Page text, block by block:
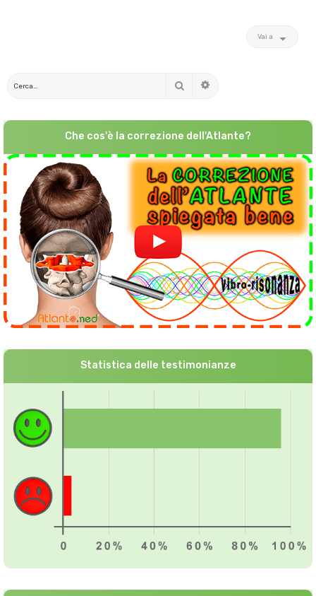
Vai a
Cerca
Che cos'è la correzione dell'Atlante?
Statistica delle testimonianze